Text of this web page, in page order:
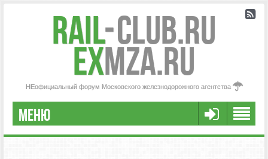
Rail-Club.RU
exMZA.RU
НЕофициальный форум Московского железнодорожного агентства
МЕНЮ
РЕГИСТРАЦИЯ